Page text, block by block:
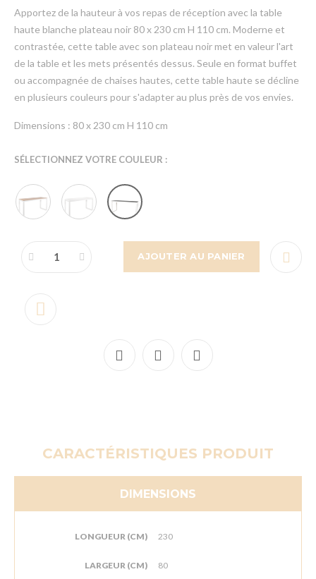
Apportez de la hauteur à vos repas de réception avec la table
haute blanche plateau noir 80 x 230 cm H 110 cm. Moderne et
contrastée, cette table avec son plateau noir met en valeur l'art
de la table et les mets présentés dessus. Seule en format buffet
ou accompagnée de chaises hautes, cette table haute se décline
en plusieurs couleurs pour s'adapter au plus près de vos envies.
Dimensions : 80 x 230 cm H 110 cm
SÉLECTIONNEZ VOTRE COULEUR :
AJOUTER AU PANIER
CARACTÉRISTIQUES PRODUIT
DIMENSIONS
LONGUEUR (CM) 230
LARGEUR (CM) 80